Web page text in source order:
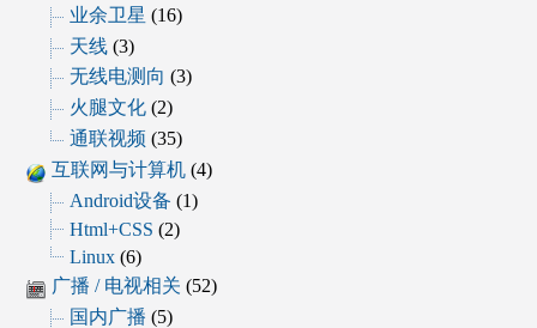
业余卫星 (16)
天线(3)
无线电测向 (3)
火腿文化(2)
通联视频 (35)
互联网与计算机(4)
Android设备 (1)
Html+CSS (2)
Linux(6)
广播 / 电视相关 (52)
国内广播 (5)